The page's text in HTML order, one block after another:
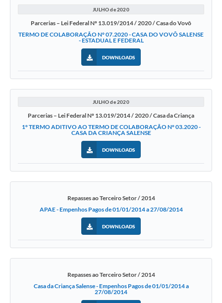
JULHO de 2020
Parcerias – Lei Federal Nº 13.019/2014 / 2020 / Casa do Vovô
TERMO DE COLABORAÇÃO N° 07.2020 - CASA DO VOVÔ SALENSE
- ESTADUAL E FEDERAL
DOWNLOADS
JULHO de 2020
Parcerias – Lei Federal Nº 13.019/2014 / 2020 / Casa da Criança
1° TERMO ADITIVO AO TERMO DE COLABORAÇÃO N° 03.2020 -
CASA DA CRIANÇA SALENSE
DOWNLOADS
Repasses ao Terceiro Setor / 2014
APAE - Empenhos Pagos de 01/01/2014 a 27/08/2014
DOWNLOADS
Repasses ao Terceiro Setor / 2014
Casa da Criança Salense - Empenhos Pagos de 01/01/2014 a
27/08/2014